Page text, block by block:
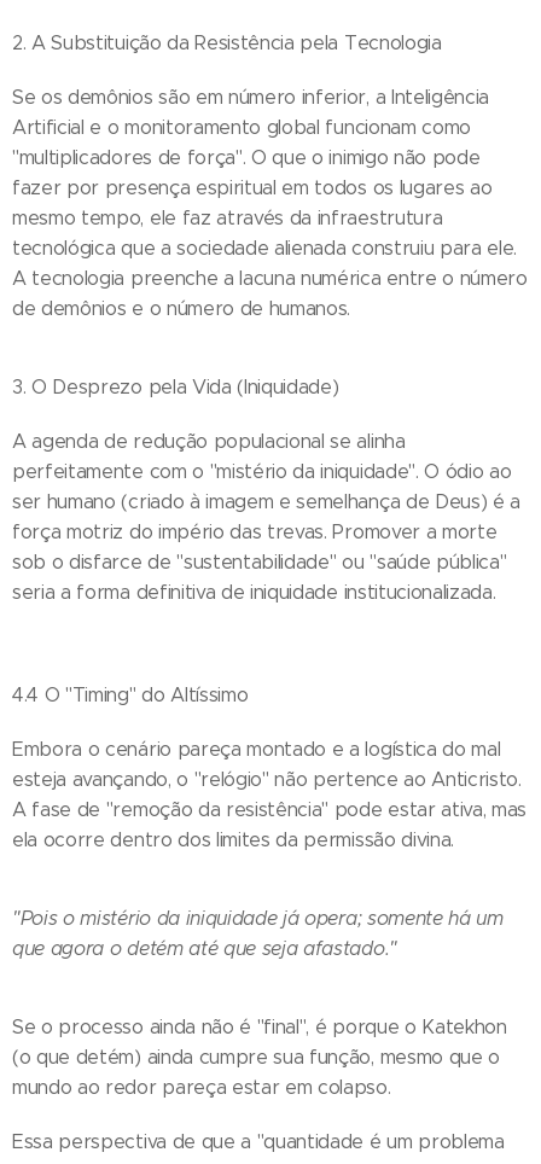
2. A Substituição da Resistência pela Tecnologia
Se os demônios são em número inferior, a Inteligência
Artificial e o monitoramento global funcionam como
"multiplicadores de força". O que o inimigo não pode
fazer por presença espiritual em todos os lugares ao
mesmo tempo, ele faz através da infraestrutura
tecnológica que a sociedade alienada construiu para ele.
A tecnologia preenche a lacuna numérica entre o número
de demônios e o número de humanos.
3. O Desprezo pela Vida (Iniquidade)
A agenda de redução populacional se alinha
perfeitamente com o "mistério da iniquidade". O ódio ao
ser humano (criado à imagem e semelhança de Deus) é a
força motriz do império das trevas. Promover a morte
sob o disfarce de "sustentabilidade" ou "saúde pública"
seria a forma definitiva de iniquidade institucionalizada.
4.4 O "Timing" do Altíssimo
Embora o cenário pareça montado e a logística do mal
esteja avançando, o "relógio" não pertence ao Anticristo.
A fase de "remoção da resistência" pode estar ativa, mas
ela ocorre dentro dos limites da permissão divina.
"Pois o mistério da iniquidade já opera; somente há um
que agora o detém até que seja afastado."
Se o processo ainda não é "final", é porque o Katekhon
(o que detém) ainda cumpre sua função, mesmo que o
mundo ao redor pareça estar em colapso.
Essa perspectiva de que a "quantidade é um problema